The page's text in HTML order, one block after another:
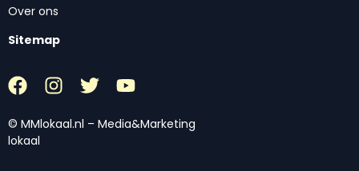
Over ons
Sitemap
© MMlokaal.nl – Media&Marketing
lokaal